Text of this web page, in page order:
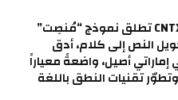
شركة CNTXT AI تطلق نموذج “مُنصِت”
النص إلى كلام، أدق
أصيل، واضعةً معياراً
تقنيات النطق باللغة